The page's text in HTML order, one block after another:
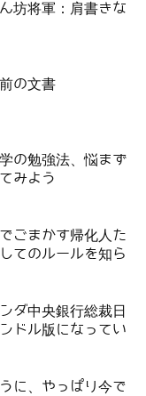
坊将軍：肩書きな
の文書
の勉強法、悩まず
みよう
ごまかす帰化人た
てのルールを知ら
ダ中央銀行総裁日
ドル版になってい
に、やっぱり今で